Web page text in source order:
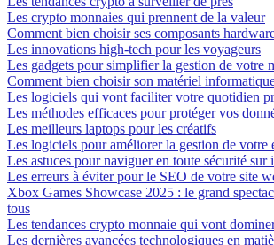
Les crypto monnaies qui prennent de la valeur
Comment bien choisir ses composants
Les innovations high-tech pour les voyageurs
Les gadgets pour simplifier la gestion de votre
Comment bien choisir son matériel
Les logiciels qui vont faciliter votre quotidien
Les méthodes efficaces pour protéger vos
Les meilleurs laptops pour les créatifs
Les logiciels pour améliorer la gestion de votre
Les astuces pour naviguer en toute sécurité sur
Les erreurs à éviter pour le SEO de votre site
Xbox Games Showcase 2025 : le grand
tous
Les tendances crypto monnaie qui vont
Les dernières avancées technologiques en